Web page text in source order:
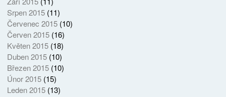
Srpen 2015(11)
Červenec 2015(10)
Červen 2015(16)
Květen 2015(18)
Duben 2015(10)
Březen 2015(10)
Únor 2015(15)
Leden 2015(13)